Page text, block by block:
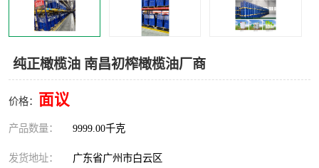
纯正橄榄油 南昌初榨橄榄油厂商
价格： 面议
产品数量： 9999.00千克
发货地址： 广东省广州市白云区